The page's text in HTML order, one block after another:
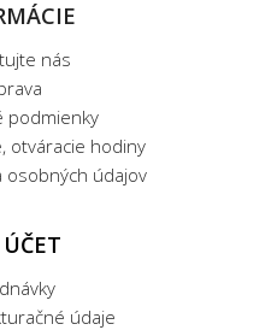
nás
podmienky
otváracie hodiny
osobných údajov
údaje